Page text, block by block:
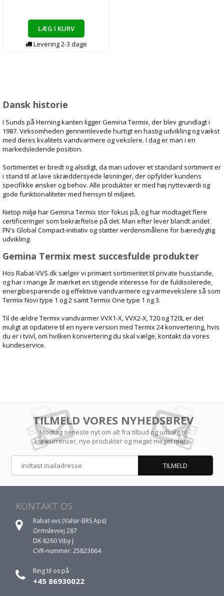
LÆG I KURV
Levering2-3 dage
Dansk historie
I Sunds på Herning kanten ligger Gemina Termix, der blev grundlagt i
1987. Virksomheden gennemlevede hurtigt en hastig udvikling og vækst
med deres kvalitets vandvarmere og vekslere. I dag er man i en
markedsledende position.
Sortimentet er bredt og alsidigt, da man udover et standard sortiment er
i stand til at lave skræddersyede løsninger, der opfylder kundens
specifikke ønsker og behov. Alle produkter er med høj nytteværdi og
gode funktionaliteter med hensyn til miljøet.
Netop miljø har Gemina Termix stor fokus på, og har modtaget flere
certificeringer som bekræftelse på det. Man efter lever blandt andet
FN's Global Compact-initiativ og støtter verdensmålene for bæredygtig
udvikling.
Gemina Termix mest succesfulde produkter
Hos Rabat-VVS.dk sælger vi primært sortimentet til private husstande,
og har i mange år mærket en stigende interesse for de fuldisolerede,
energibesparende og effektive vandvarmere og varmevekslere så som
Termix Novi type 1 og 2 samt Termix One type 1 og 3.
Til de ældre Termix vandvarmer VVX1-X, VVX2-X, T20 og T20L er det
muligt at opdatere til en nyere version med Termix 24 konvertering, hvis
du er i tvivl, om hvilken konvertering du skal vælge, kontakt da vores
kundeservice.
TILMELD VORES NYHEDSBREV
Modtag seneste nyt om alt fra tilbud og udsalg til
konkurrencer, nye produkter og meget meget mere.
KONTAKT OS
Rabat-vvs (Valsir-BRS Aps)
Ormslevvej 287
DK-8260 Viby J
CVR-nummer: 25823664
Ring til os på
+45 86930022